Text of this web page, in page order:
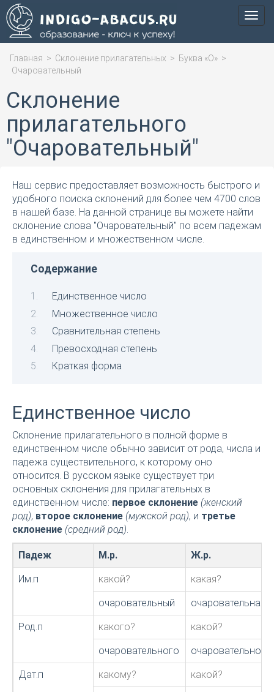
Меню
Главная > Склонение прилагательных > Буква «О» >
Очаровательный
Склонение
прилагательного
"Очаровательный"
Наш сервис предоставляет возможность быстрого и
удобного поиска склонений для более чем 4700 слов
в нашей базе. На данной странице вы можете найти
склонение слова "Очаровательный" по всем падежам
в единственном и множественном числе.
Содержание
Единственное число
Множественное число
Сравнительная степень
Превосходная степень
Краткая форма
Единственное число
Склонение прилагательного в полной форме в
единственном числе обычно зависит от рода, числа и
падежа существительного, к которому оно
относится. В русском языке существует три
основных склонения для прилагательных в
единственном числе: первое склонение (женский
род), второе склонение (мужской род), и третье
склонение (средний род).
Падеж М.р. Ж.р.
Им.п какой? какая?
очаровательный очаровательная
Род.п какого? какой?
очаровательного очаровательной
Дат.п какому? какой?